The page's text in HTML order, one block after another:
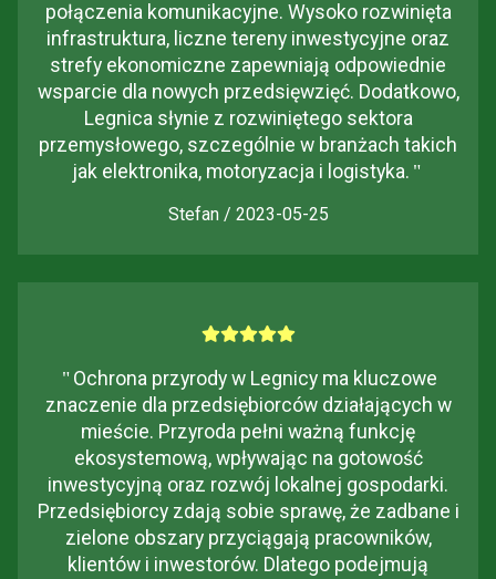
połączenia komunikacyjne. Wysoko rozwinięta
infrastruktura, liczne tereny inwestycyjne oraz
strefy ekonomiczne zapewniają odpowiednie
wsparcie dla nowych przedsięwzięć. Dodatkowo,
Legnica słynie z rozwiniętego sektora
przemysłowego, szczególnie w branżach takich
jak elektronika, motoryzacja i logistyka. "
Stefan / 2023-05-25
" Ochrona przyrody w Legnicy ma kluczowe
znaczenie dla przedsiębiorców działających w
mieście. Przyroda pełni ważną funkcję
ekosystemową, wpływając na gotowość
inwestycyjną oraz rozwój lokalnej gospodarki.
Przedsiębiorcy zdają sobie sprawę, że zadbane i
zielone obszary przyciągają pracowników,
klientów i inwestorów. Dlatego podejmują